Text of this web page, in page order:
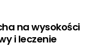
na wysokości
i leczenie